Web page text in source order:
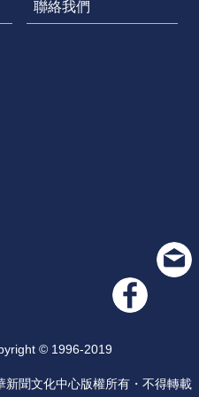
聯絡我們
© 1996-2019
新聞文化中心版權所有・不得轉載